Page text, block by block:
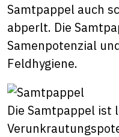
Samtpappel auch
abperlt. Die
Samenpotenzial
Feldhygiene.
Die Samtpappel ist